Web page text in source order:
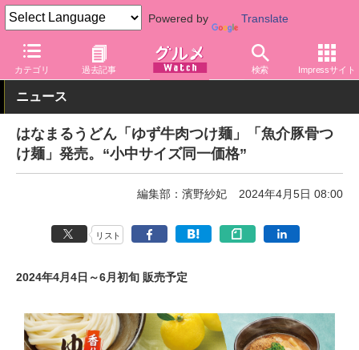
Powered by Translate
カテゴリ 過去記事 検索 Impressサイト
グルメ Watch 店舗 はなまるうどん
ニュース
はなまるうどん「ゆず牛肉つけ麺」「魚介豚骨つ
け麺」発売。“小中サイズ同一価格”
編集部：濱野紗妃 2024年4月5日 08:00
リスト
2024年4月4日～6月初旬 販売予定